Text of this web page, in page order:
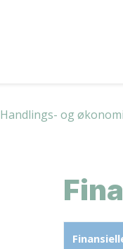
Handlings- og